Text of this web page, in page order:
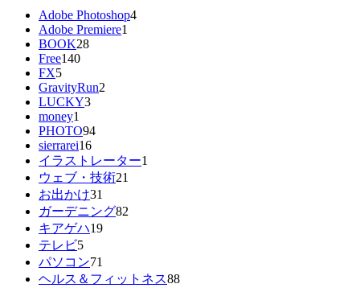
Adobe Photoshop4
Adobe Premiere1
BOOK28
Free140
FX5
GravityRun2
LUCKY3
money1
PHOTO94
sierrarei16
イラストレーター1
ウェブ・技術21
お出かけ31
ガーデニング82
キアゲハ19
テレビ5
パソコン71
ヘルス＆フィットネス88